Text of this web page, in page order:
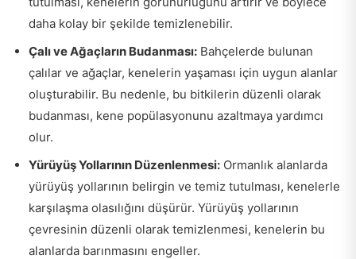
daha kolay bir şekilde temizlenebilir.
Çalı ve Ağaçların Budanması: Bahçelerde bulunan
çalılar ve ağaçlar, kenelerin yaşaması için uygun alanlar
oluşturabilir. Bu nedenle, bu bitkilerin düzenli olarak
budanması, kene popülasyonunu azaltmaya yardımcı
olur.
Yürüyüş Yollarının Düzenlenmesi: Ormanlık alanlarda
yürüyüş yollarının belirgin ve temiz tutulması, kenelerle
karşılaşma olasılığını düşürür. Yürüyüş yollarının
çevresinin düzenli olarak temizlenmesi, kenelerin bu
alanlarda barınmasını engeller.